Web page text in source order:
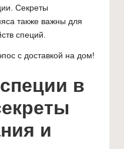
. Секреты
также важны для
специй.
в
и